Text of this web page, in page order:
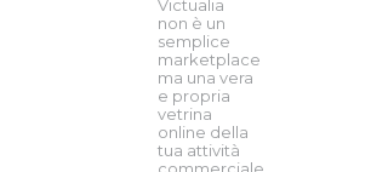
Victualia
non è un
semplice
marketplace
ma una vera
e propria
vetrina
online della
tua attività